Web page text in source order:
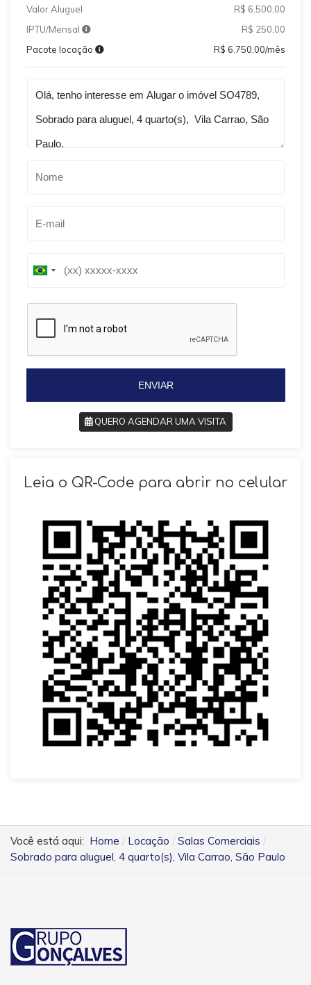
Valor Aluguel
R$ 6.500,00
IPTU/Mensal
R$ 250,00
Pacote locação
R$ 6.750,00/mês
B
i
5
5
ENVIAR
QUERO AGENDAR UMA VISITA
Leia o QR-Code para abrir no celular
Você está aqui: Home Locação
Salas Comerciais
Sobrado para aluguel, 4 quarto(s), Vila Carrao, São Paulo